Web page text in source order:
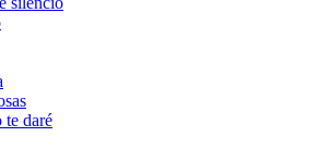
te daré